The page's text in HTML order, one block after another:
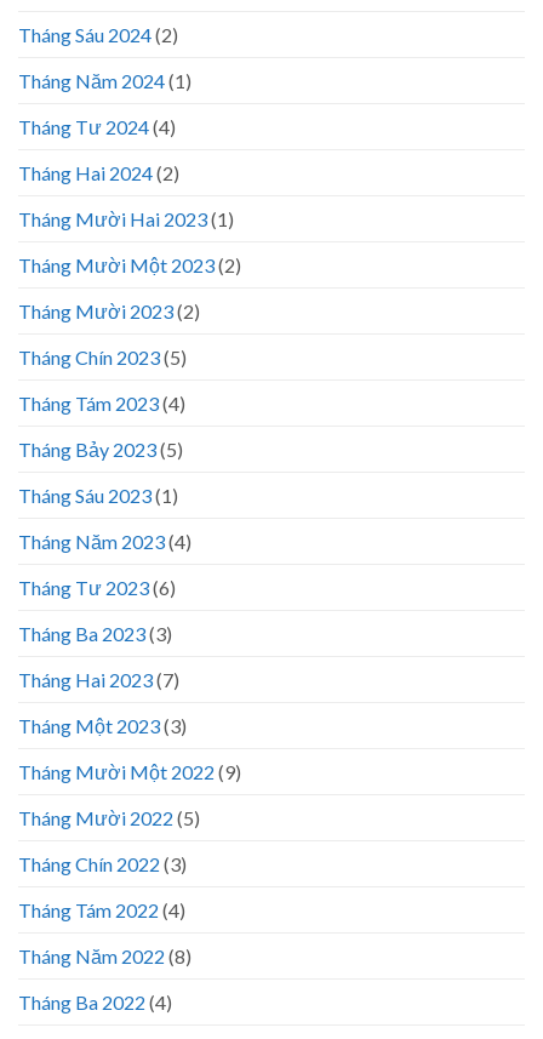
Tháng Sáu 2024(2)
Tháng Năm 2024(1)
Tháng Tư 2024(4)
Tháng Hai 2024(2)
Tháng Mười Hai 2023(1)
Tháng Mười Một 2023(2)
Tháng Mười 2023(2)
Tháng Chín 2023(5)
Tháng Tám 2023(4)
Tháng Bảy 2023(5)
Tháng Sáu 2023(1)
Tháng Năm 2023(4)
Tháng Tư 2023(6)
Tháng Ba 2023(3)
Tháng Hai 2023(7)
Tháng Một 2023(3)
Tháng Mười Một 2022 (9)
Tháng Mười 2022 (5)
Tháng Chín 2022 (3)
Tháng Tám 2022 (4)
Tháng Năm 2022 (8)
Tháng Ba 2022 (4)